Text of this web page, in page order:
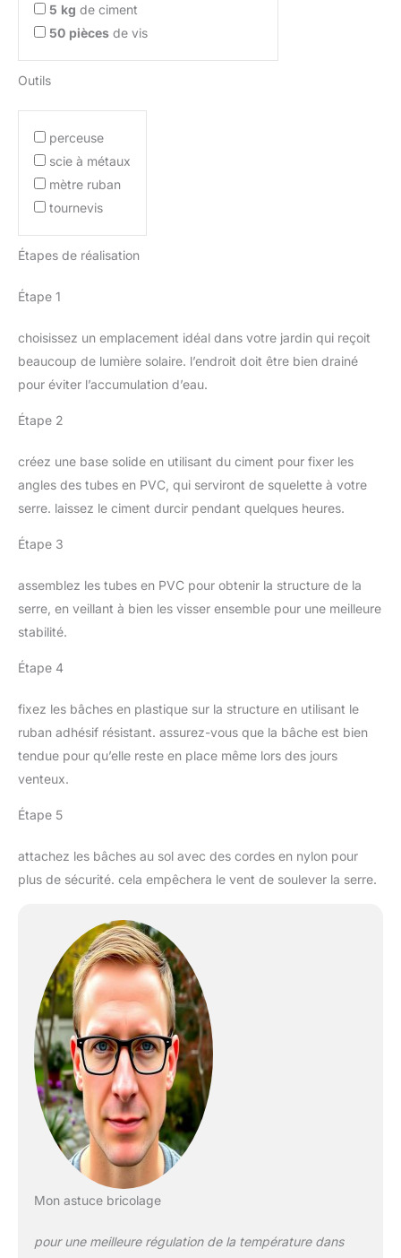
5 kg de ciment
50 pièces de vis
Outils
perceuse
scie à métaux
mètre ruban
tournevis
Étapes de réalisation
Étape 1
choisissez un emplacement idéal dans votre jardin qui reçoit
beaucoup de lumière solaire. l’endroit doit être bien drainé
pour éviter l’accumulation d’eau.
Étape 2
créez une base solide en utilisant du ciment pour fixer les
angles des tubes en PVC, qui serviront de squelette à votre
serre. laissez le ciment durcir pendant quelques heures.
Étape 3
assemblez les tubes en PVC pour obtenir la structure de la
serre, en veillant à bien les visser ensemble pour une meilleure
stabilité.
Étape 4
fixez les bâches en plastique sur la structure en utilisant le
ruban adhésif résistant. assurez-vous que la bâche est bien
tendue pour qu’elle reste en place même lors des jours
venteux.
Étape 5
attachez les bâches au sol avec des cordes en nylon pour
plus de sécurité. cela empêchera le vent de soulever la serre.
Mon astuce bricolage
pour une meilleure régulation de la température dans